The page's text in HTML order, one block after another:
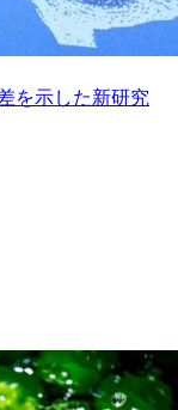
を示した新研究